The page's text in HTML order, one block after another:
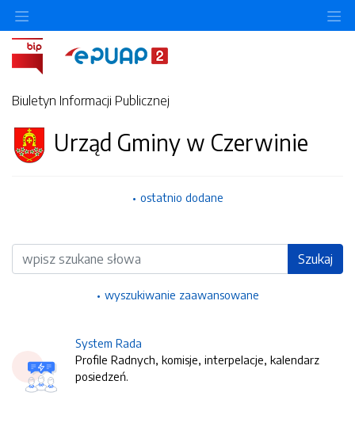
Biuletyn Informacji Publicznej
Urząd Gminy w Czerwinie
ostatnio dodane
Wyszukiwarka Szukaj
wyszukiwanie zaawansowane
System Rada
Profile Radnych, komisje, interpelacje, kalendarz
posiedzeń.